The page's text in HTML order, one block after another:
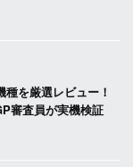
を厳選レビュー！
審査員が実機検証